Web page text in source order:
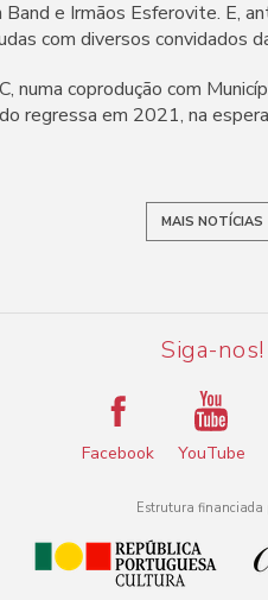
e Irmãos Esferovite. E,
com diversos convidados
numa coprodução com
regressa em 2021, na
MAIS NOTÍCIAS
Siga-nos!
Facebook YouTube
Estrutura financiada